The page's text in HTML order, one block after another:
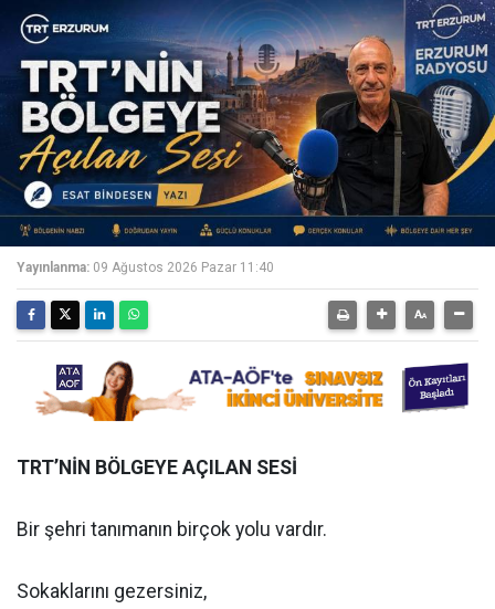
Yayınlanma: 09 Ağustos 2026 Pazar 11:40
TRT’NİN BÖLGEYE AÇILAN SESİ
Bir şehri tanımanın birçok yolu vardır.
Sokaklarını gezersiniz,